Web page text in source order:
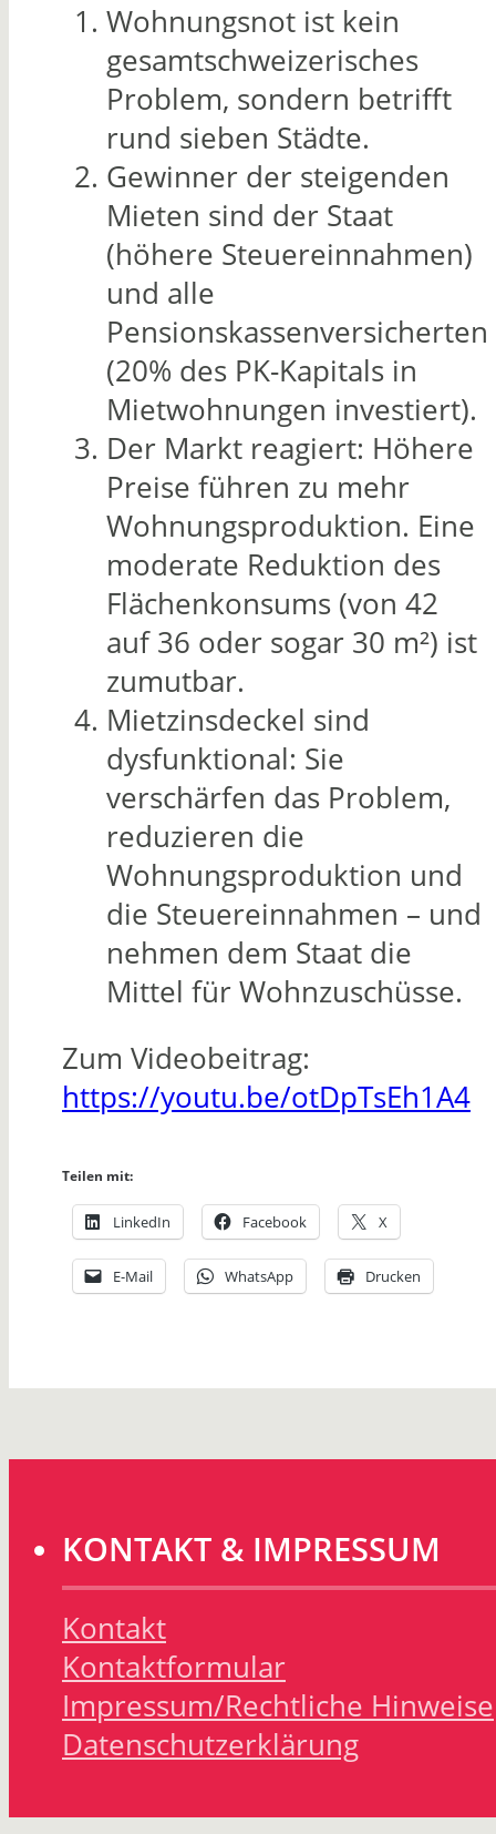
Wohnungsnot ist kein
gesamtschweizerisches
Problem, sondern betrifft
rund sieben Städte.
Gewinner der steigenden
Mieten sind der Staat
(höhere Steuereinnahmen)
und alle
Pensionskassenversicherten
(20% des PK-Kapitals in
Mietwohnungen investiert).
Der Markt reagiert: Höhere
Preise führen zu mehr
Wohnungsproduktion. Eine
moderate Reduktion des
Flächenkonsums (von 42
auf 36 oder sogar 30 m²) ist
zumutbar.
Mietzinsdeckel sind
dysfunktional: Sie
verschärfen das Problem,
reduzieren die
Wohnungsproduktion und
die Steuereinnahmen – und
nehmen dem Staat die
Mittel für Wohnzuschüsse.
Zum Videobeitrag:
https://youtu.be/otDpTsEh1A4
Teilen mit:
LinkedIn Facebook X
E-Mail WhatsApp Drucken
KONTAKT & IMPRESSUM
Kontakt
Kontaktformular
Impressum/Rechtliche Hinweise
Datenschutzerklärung